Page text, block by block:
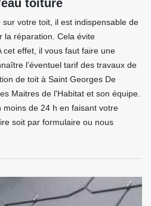
toiture
sur votre toit, il est indispensable de
la réparation. Cela évite
cet effet, il vous faut faire une
l’éventuel tarif des travaux de
de toit à Saint Georges De
Maitres de l'Habitat et son équipe.
de 24 h en faisant votre
soit par formulaire ou nous